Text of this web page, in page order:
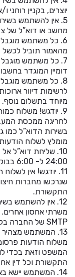
יוצרים, בקניין
5. אין להשתמש
מחשב או דוא”ל של
מהאמור תוביל
דומיין המוגדר
לרשימות דיוור
מיוחד בתשלום נוסף.
9. יודגש! משלוח
בשירות הדוא”ל
מומלץ לשלוח
24:00 ל- 6:00 בבוקר, קרי מחוץ לשעות העומס.
11. יודגש! אין
שנרכשו מחברות
התקשורת.
משרתי אחסון
SMTP של החברה בלבד.
13. המשתמש
משלוח הודעות
המשפט וזאת בכדי
התקשורת וכל דין
14. המשתמש יישא